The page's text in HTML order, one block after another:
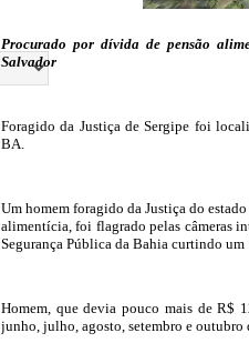
Procurado por dívida de pensão
Salvador
Foragido da Justiça de Sergipe foi
BA.
Um homem foragido da Justiça do
alimentícia, foi flagrado pelas câmeras
Segurança Pública da Bahia curtindo
Homem, que devia pouco mais de R$
junho, julho, agosto, setembro e